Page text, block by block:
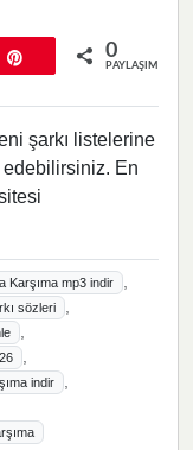
0
PAYLAŞIMLAR
şarkı listelerine
edebilirsiniz. En
Karşıma mp3 indir
sözleri
indir